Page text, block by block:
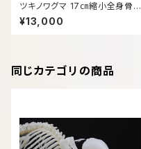
ツキノワグマ 17㎝縮小全身骨格
レプリカ
¥13,000
同じカテゴリの商品